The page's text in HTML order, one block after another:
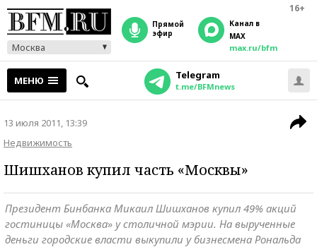
16+
Москва
прямой
эфир
Канал в
MAX
max.ru/bfm
МЕНЮ Telegram
t.me/BFMnews
13 июля 2011, 13:39
Недвижимость
Шишханов купил часть «Москвы»
Президент Бинбанка Микаил Шишханов купил 49% акций
гостиницы «Москва» у столичной мэрии. На вырученные
деньги городские власти выкупили у бизнесмена Рональда